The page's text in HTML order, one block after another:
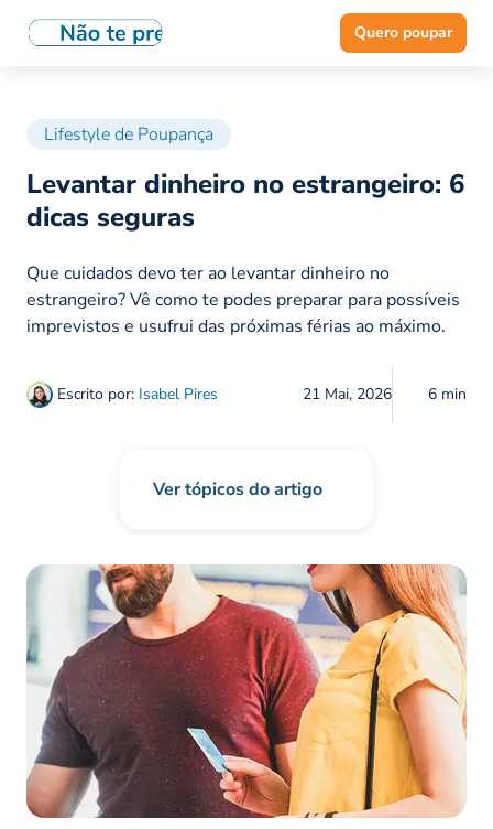
Quero poupar
Lifestyle de Poupança
Levantar dinheiro no estrangeiro: 6
dicas seguras
Escrito por: Isabel Pires 21 Mai, 2026 6 min
Que cuidados devo ter ao levantar dinheiro no
estrangeiro? Vê como te podes preparar para possíveis
imprevistos e usufrui das próximas férias ao máximo.
Ver tópicos do artigo